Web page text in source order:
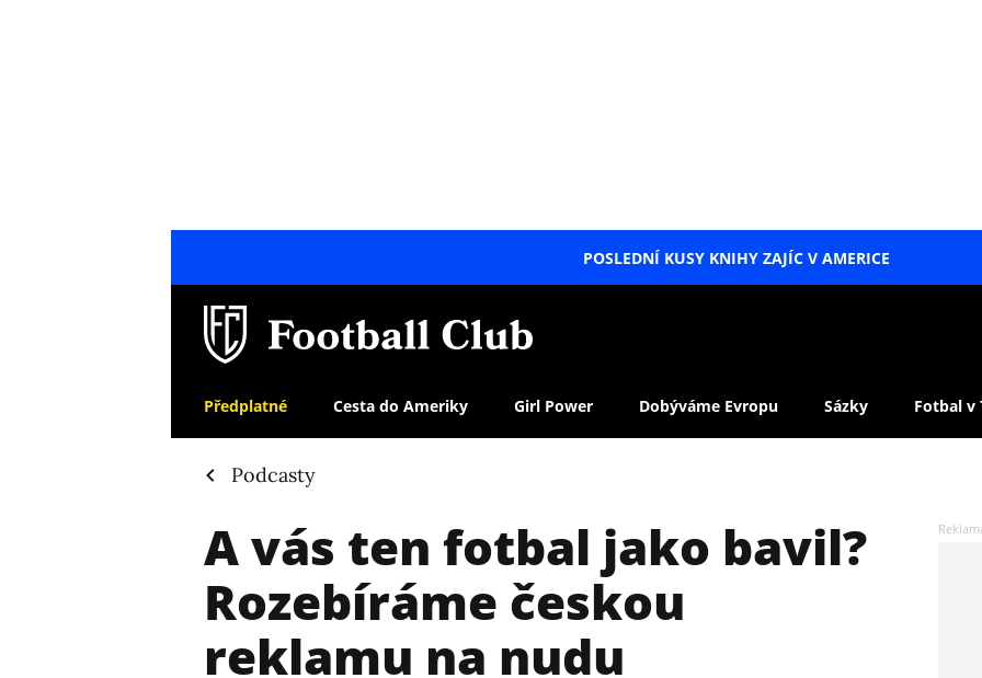
POSLEDNÍ KUSY KNIHY ZAJÍC V AMERICE
Předplatné Cesta do Ameriky Girl Power Dobýváme Evropu Sázky Fotbal v
Podcasty
A vás ten fotbal jako bavil?
Rozebíráme českou
reklamu na nudu